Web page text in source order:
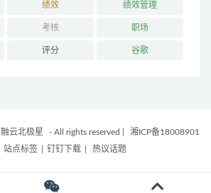
绩效 绩效管理
考核 职场
评分 谷歌
融云北极星 - All rights reserved
湘ICP备18008901
站点标签 钉钉下载 热议话题